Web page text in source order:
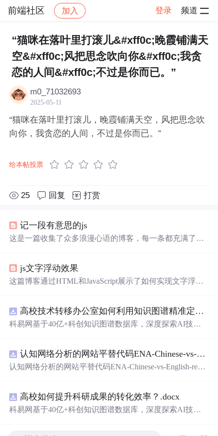
前端社区 加入 登录 频道
社区 前端社区 感慨 帖子详情
“猫咪在落叶里打滚儿&#xff0c;晚霞铺满天
空&#xff0c;风把思念吹向你&#xff0c;我贪
恋的人间&#xff0c;不过是你而已。”
m0_71032693
2025-05-11
“猫咪在落叶里打滚儿，晚霞铺满天空，风把思念吹
向你，我贪恋的人间，不过是你而已。”
给本帖投票
25 回复 打赏
记一段有意思的js
这是一篇收集了众多浪漫心语的博客，每一条都充满了甜
的独特情感，仿佛每个瞬间都因你而闪耀。这些话语如同
繁星，照亮了平凡的日子，让人感受到爱的力量和美好。
js文字浮动效果
这篇博客通过HTML和JavaScript展示了如何实现文字浮动
在页面上随机飘动的视觉效果。此外，文中还包含了对CS
S样式和JavaScript事件监听的运用，增加了互动性和趣味
高校技术转移办公室如何利用知识图谱精准定位产业需求与技术适配点？.docx
科易网基于40亿+科创知识图谱数据库，深度探索AI技术
新领域的AI+数智化解决方案，推动科技创新与产业创新
智能化发展。
认知网络分析的网站平替代码ENA-Chinese-vs-English-reproducible.zip
认知网络分析的网站平替代码ENA-Chinese-vs-English-repro
高校如何提升科研成果的转化效率？.docx
科易网基于40亿+科创知识图谱数据库，深度探索AI技术